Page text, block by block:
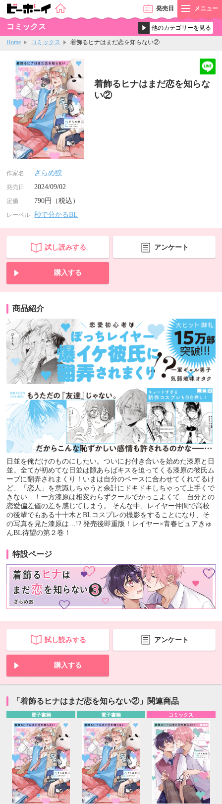
発売日 メニュー
コミックス
Home コミックス 着飾るヒナはまだ恋を知らない②
着飾るヒナはまだ恋を知らな
い②
作家名 ざらめ鮫
発売日 2024/09/02
定価 790円（税込）
レーベル 秒で分かるBL
試し読みする アンケート
購入する
商品紹介
日並を俺だけのものにしたい。ついにお付き合いを始めた漆原と日
並。全てが初めてな日並は隙あらばキスを迫ってくる漆原の彼氏ム
ーブに翻弄されまくり！いまは自分のペースに合わせてくれてるけ
ど、「恋人」を意識しちゃうと余計にドキドキしちゃって上手くで
きない…！一方漆原は相変わらずクールでかっこよくて…自分との
恋愛偏差値の差を感じてしまう。 そんな中、レイヤー仲間で高校
の後輩でもある十十木とBLコスプレの撮影をすることになり、そ
の写真を見た漆原は…!? 発売後即重版！レイヤー×青春ピュアきゅ
んBL待望の第２巻！
特設ページ
試し読みする アンケート
購入する
「着飾るヒナはまだ恋を知らない②」関連商品
電子書籍 電子書籍 コミックス